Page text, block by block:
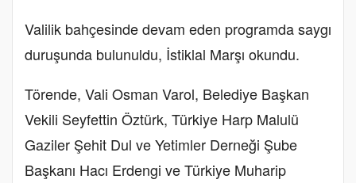
Valilik bahçesinde devam eden programda saygı
duruşunda bulunuldu, İstiklal Marşı okundu.
Törende, Vali Osman Varol, Belediye Başkan
Vekili Seyfettin Öztürk, Türkiye Harp Malulü
Gaziler Şehit Dul ve Yetimler Derneği Şube
Başkanı Hacı Erdengi ve Türkiye Muharip